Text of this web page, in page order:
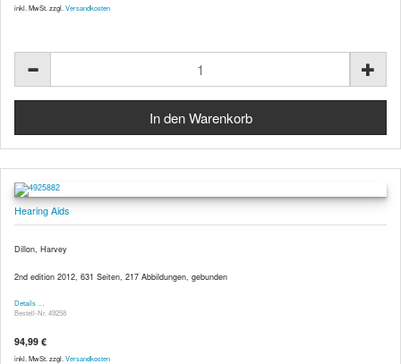
inkl. MwSt. zzgl. Versandkosten
Hearing Aids
Dillon, Harvey
2nd edition 2012, 631 Seiten, 217 Abbildungen, gebunden
Details …
Bestell-Nr. 49258
94,99 €
inkl. MwSt. zzgl. Versandkosten